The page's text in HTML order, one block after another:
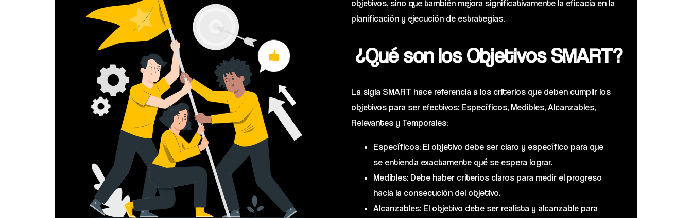
objetivos, sino que también mejora significativamente la eficacia en la
planificación y ejecución de estrategias.
¿Qué son los Objetivos SMART?
La sigla SMART hace referencia a los criterios que deben cumplir los
objetivos para ser efectivos: Específicos, Medibles, Alcanzables,
Relevantes y Temporales:
Específicos: El objetivo debe ser claro y específico para que
se entienda exactamente qué se espera lograr.
Medibles: Debe haber criterios claros para medir el progreso
hacia la consecución del objetivo.
Alcanzables: El objetivo debe ser realista y alcanzable para